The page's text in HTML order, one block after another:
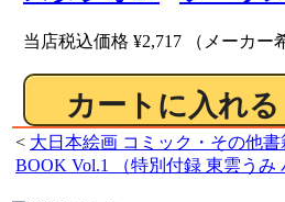
当店税込価格 ¥2,717 （メーカー
< 大日本絵画 コミック・その他
BOOK Vol.1 （特別付録 東雲うみ